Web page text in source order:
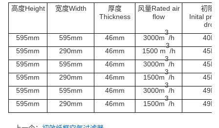
高度Height 宽度Width
厚度
Thickness
风量Rated air
flow
初阻
Inital
drop
595mm
595mm 46mm 3000m
3
/h
40Pa
595mm
290mm 46mm 1500 m
3
/h
45Pa
595mm
595mm 46mm 3000m
3
/h
45Pa
595mm
290mm 46mm 1500m
3
/h
45Pa
595mm
595mm 46mm 3000m
3
/h
49Pa
595mm
290mm 46mm 1500m
3
/h 49Pa